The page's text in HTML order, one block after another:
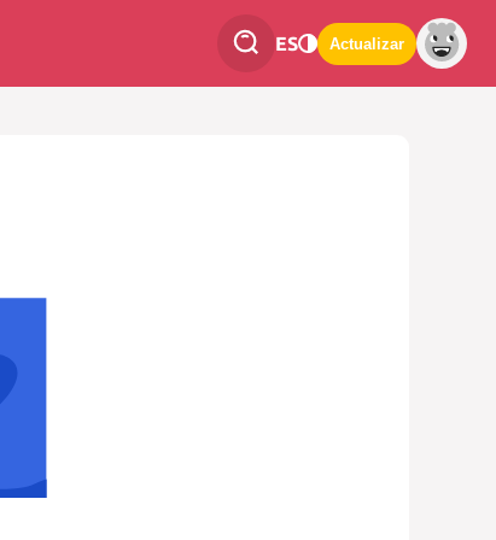
ES Actualizar